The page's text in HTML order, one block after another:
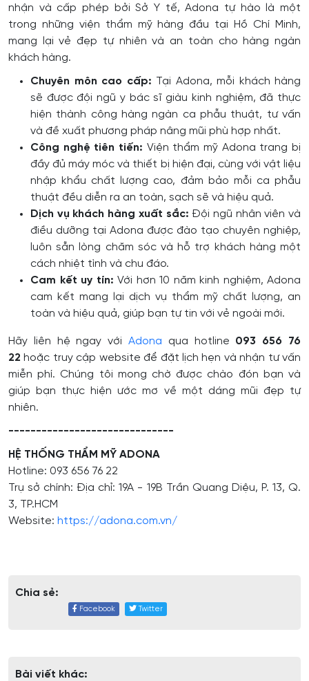
nhận và cấp phép bởi Sở Y tế, Adona tự hào là một
trong những viện thẩm mỹ hàng đầu tại Hồ Chí Minh,
mang lại vẻ đẹp tự nhiên và an toàn cho hàng ngàn
khách hàng.
Chuyên môn cao cấp: Tại Adona, mỗi khách hàng
sẽ được đội ngũ y bác sĩ giàu kinh nghiệm, đã thực
hiện thành công hàng ngàn ca phẫu thuật, tư vấn
và đề xuất phương pháp nâng mũi phù hợp nhất.
Công nghệ tiên tiến: Viện thẩm mỹ Adona trang bị
đầy đủ máy móc và thiết bị hiện đại, cùng với vật liệu
nhập khẩu chất lượng cao, đảm bảo mỗi ca phẫu
thuật đều diễn ra an toàn, sạch sẽ và hiệu quả.
Dịch vụ khách hàng xuất sắc: Đội ngũ nhân viên và
điều dưỡng tại Adona được đào tạo chuyên nghiệp,
luôn sẵn lòng chăm sóc và hỗ trợ khách hàng một
cách nhiệt tình và chu đáo.
Cam kết uy tín: Với hơn 10 năm kinh nghiệm, Adona
cam kết mang lại dịch vụ thẩm mỹ chất lượng, an
toàn và hiệu quả, giúp bạn tự tin với vẻ ngoài mới.
Hãy liên hệ ngay với Adona qua hotline 093 656 76
22 hoặc truy cập website để đặt lịch hẹn và nhận tư vấn
miễn phí. Chúng tôi mong chờ được chào đón bạn và
giúp bạn thực hiện ước mơ về một dáng mũi đẹp tự
nhiên.
------------------------------
HỆ THỐNG THẨM MỸ ADONA
Hotline: 093 656 76 22
Trụ sở chính: Địa chỉ: 19A - 19B Trần Quang Diệu, P. 13, Q.
3, TP.HCM
Website: https://adona.com.vn/
Chia sẻ:
Facebook Twitter
Bài viết khác: